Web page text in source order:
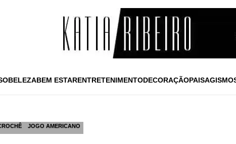
BELEZABEM ESTARENTRETENIMENTODECORAÇÃOPAISAGISMO
JOGO AMERICANO